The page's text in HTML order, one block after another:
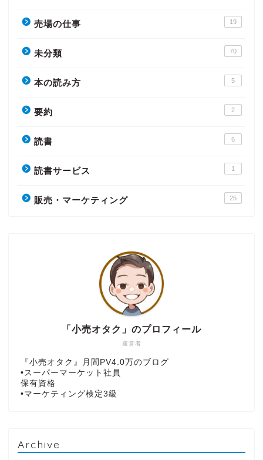
売場の仕事 19
未分類 70
本の読み方 5
要約 2
読書 6
読書サービス 1
販売・マーケティング 25
運営者
「小売オタク」のプロフィール
『小売オタク』月間PV4.0万のブログ
•スーパーマーケット社員
保有資格
•マーケティング検定3級
Archive